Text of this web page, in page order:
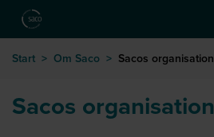
Hoppa till huvudinnehåll
Start > Om Saco > Sacos organisation
Sacos organisation